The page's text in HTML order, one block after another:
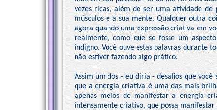
vezes ricas, além de ser uma atividade de
músculos e a sua mente. Qualquer outra
agora quando uma expressão criativa em
realmente, como que se fosse um
indigno. Você ouve estas palavras durante
não estiver fazendo algo prático.
Assim um dos - eu diria - desafios que
que a energia criativa é uma das mais
apenas meios de manifestar a energia
intensamente criativo, que possa manifestar